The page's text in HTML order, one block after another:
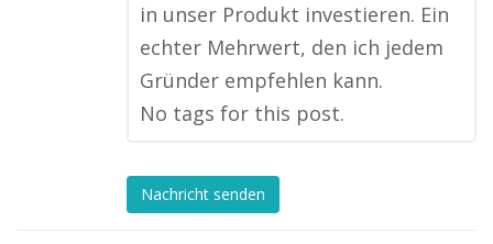
in unser Produkt investieren. Ein
echter Mehrwert, den ich jedem
Gründer empfehlen kann.
No tags for this post.
Nachricht senden